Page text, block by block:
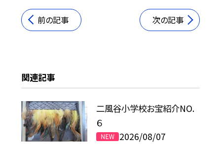
前の記事 次の記事
関連記事
二風谷小学校お宝紹介NO.
６
2026/08/07